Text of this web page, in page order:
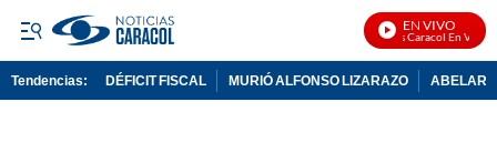
EN VIVO
Noticias Caracol En Vivo
Tendencias: DÉFICIT FISCAL MURIÓ ALFONSO LIZARAZO